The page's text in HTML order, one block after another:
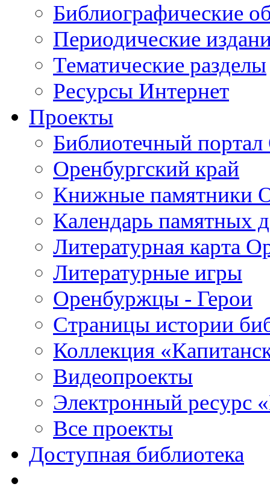
Библиографические
Периодические
Тематические разделы
Ресурсы Интернет
Проекты
Библиотечный портал
Оренбургский край
Книжные памятники
Календарь памятных
Литературная карта
Литературные игры
Оренбуржцы - Герои
Страницы истории
Коллекция
Видеопроекты
Электронный ресурс
Все проекты
Доступная библиотека